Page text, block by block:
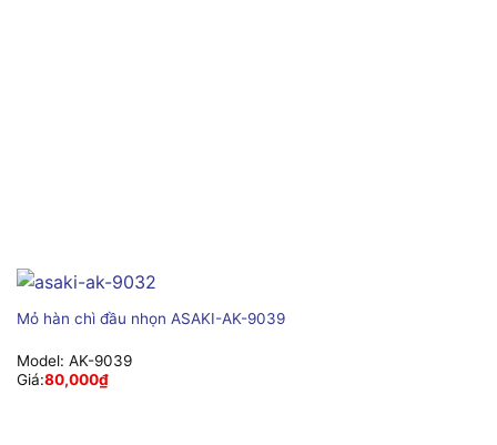
Mỏ hàn chì đầu nhọn ASAKI-AK-9039
Model: AK-9039
Giá:80,000₫